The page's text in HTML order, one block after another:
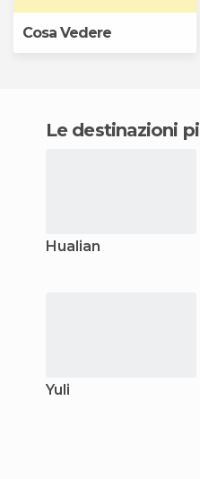
Cosa Vedere
Le destinazioni
Hualian
Yuli